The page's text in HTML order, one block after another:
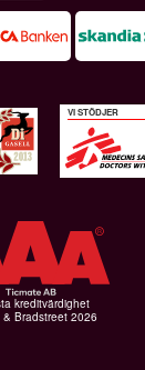
VI STÖDJER
kreditvärdighet
Bradstreet 2026